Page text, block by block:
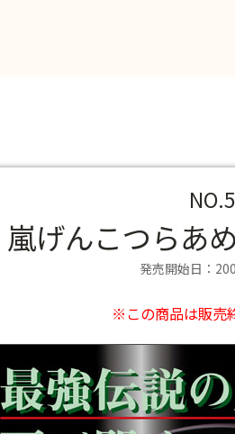
嵐げんこつらあ
発売開始日：
※この商品は販売